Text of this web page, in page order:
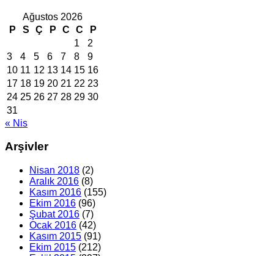
Ağustos 2026
P
S Ç P C C
P
1
2
3
4 5 6 7 8
9
10 11 12 13 14 15 16
17 18 19 20 21 22 23
24 25 26 27 28 29 30
31
« Nis
Arşivler
Nisan 2018 (2)
Aralık 2016 (8)
Kasım 2016 (155)
Ekim 2016 (96)
Şubat 2016 (7)
Ocak 2016 (42)
Kasım 2015 (91)
Ekim 2015 (212)